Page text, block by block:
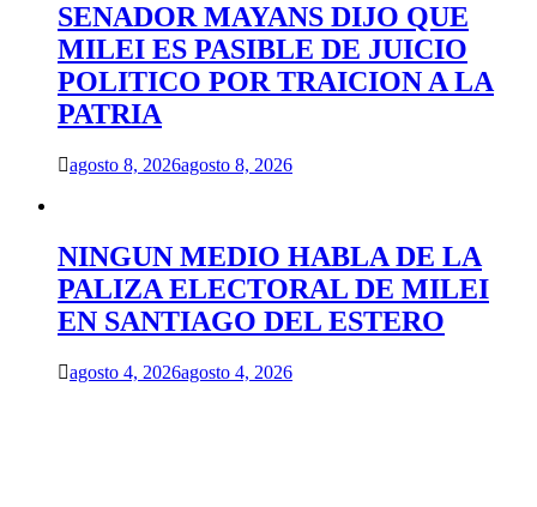
SENADOR MAYANS DIJO QUE
MILEI ES PASIBLE DE JUICIO
POLITICO POR TRAICION A LA
PATRIA
agosto 8, 2026agosto 8, 2026
NINGUN MEDIO HABLA DE LA
PALIZA ELECTORAL DE MILEI
EN SANTIAGO DEL ESTERO
agosto 4, 2026agosto 4, 2026